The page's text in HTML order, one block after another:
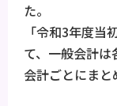
た。
「令和3年度
て、一般会計
会計ごとにまと